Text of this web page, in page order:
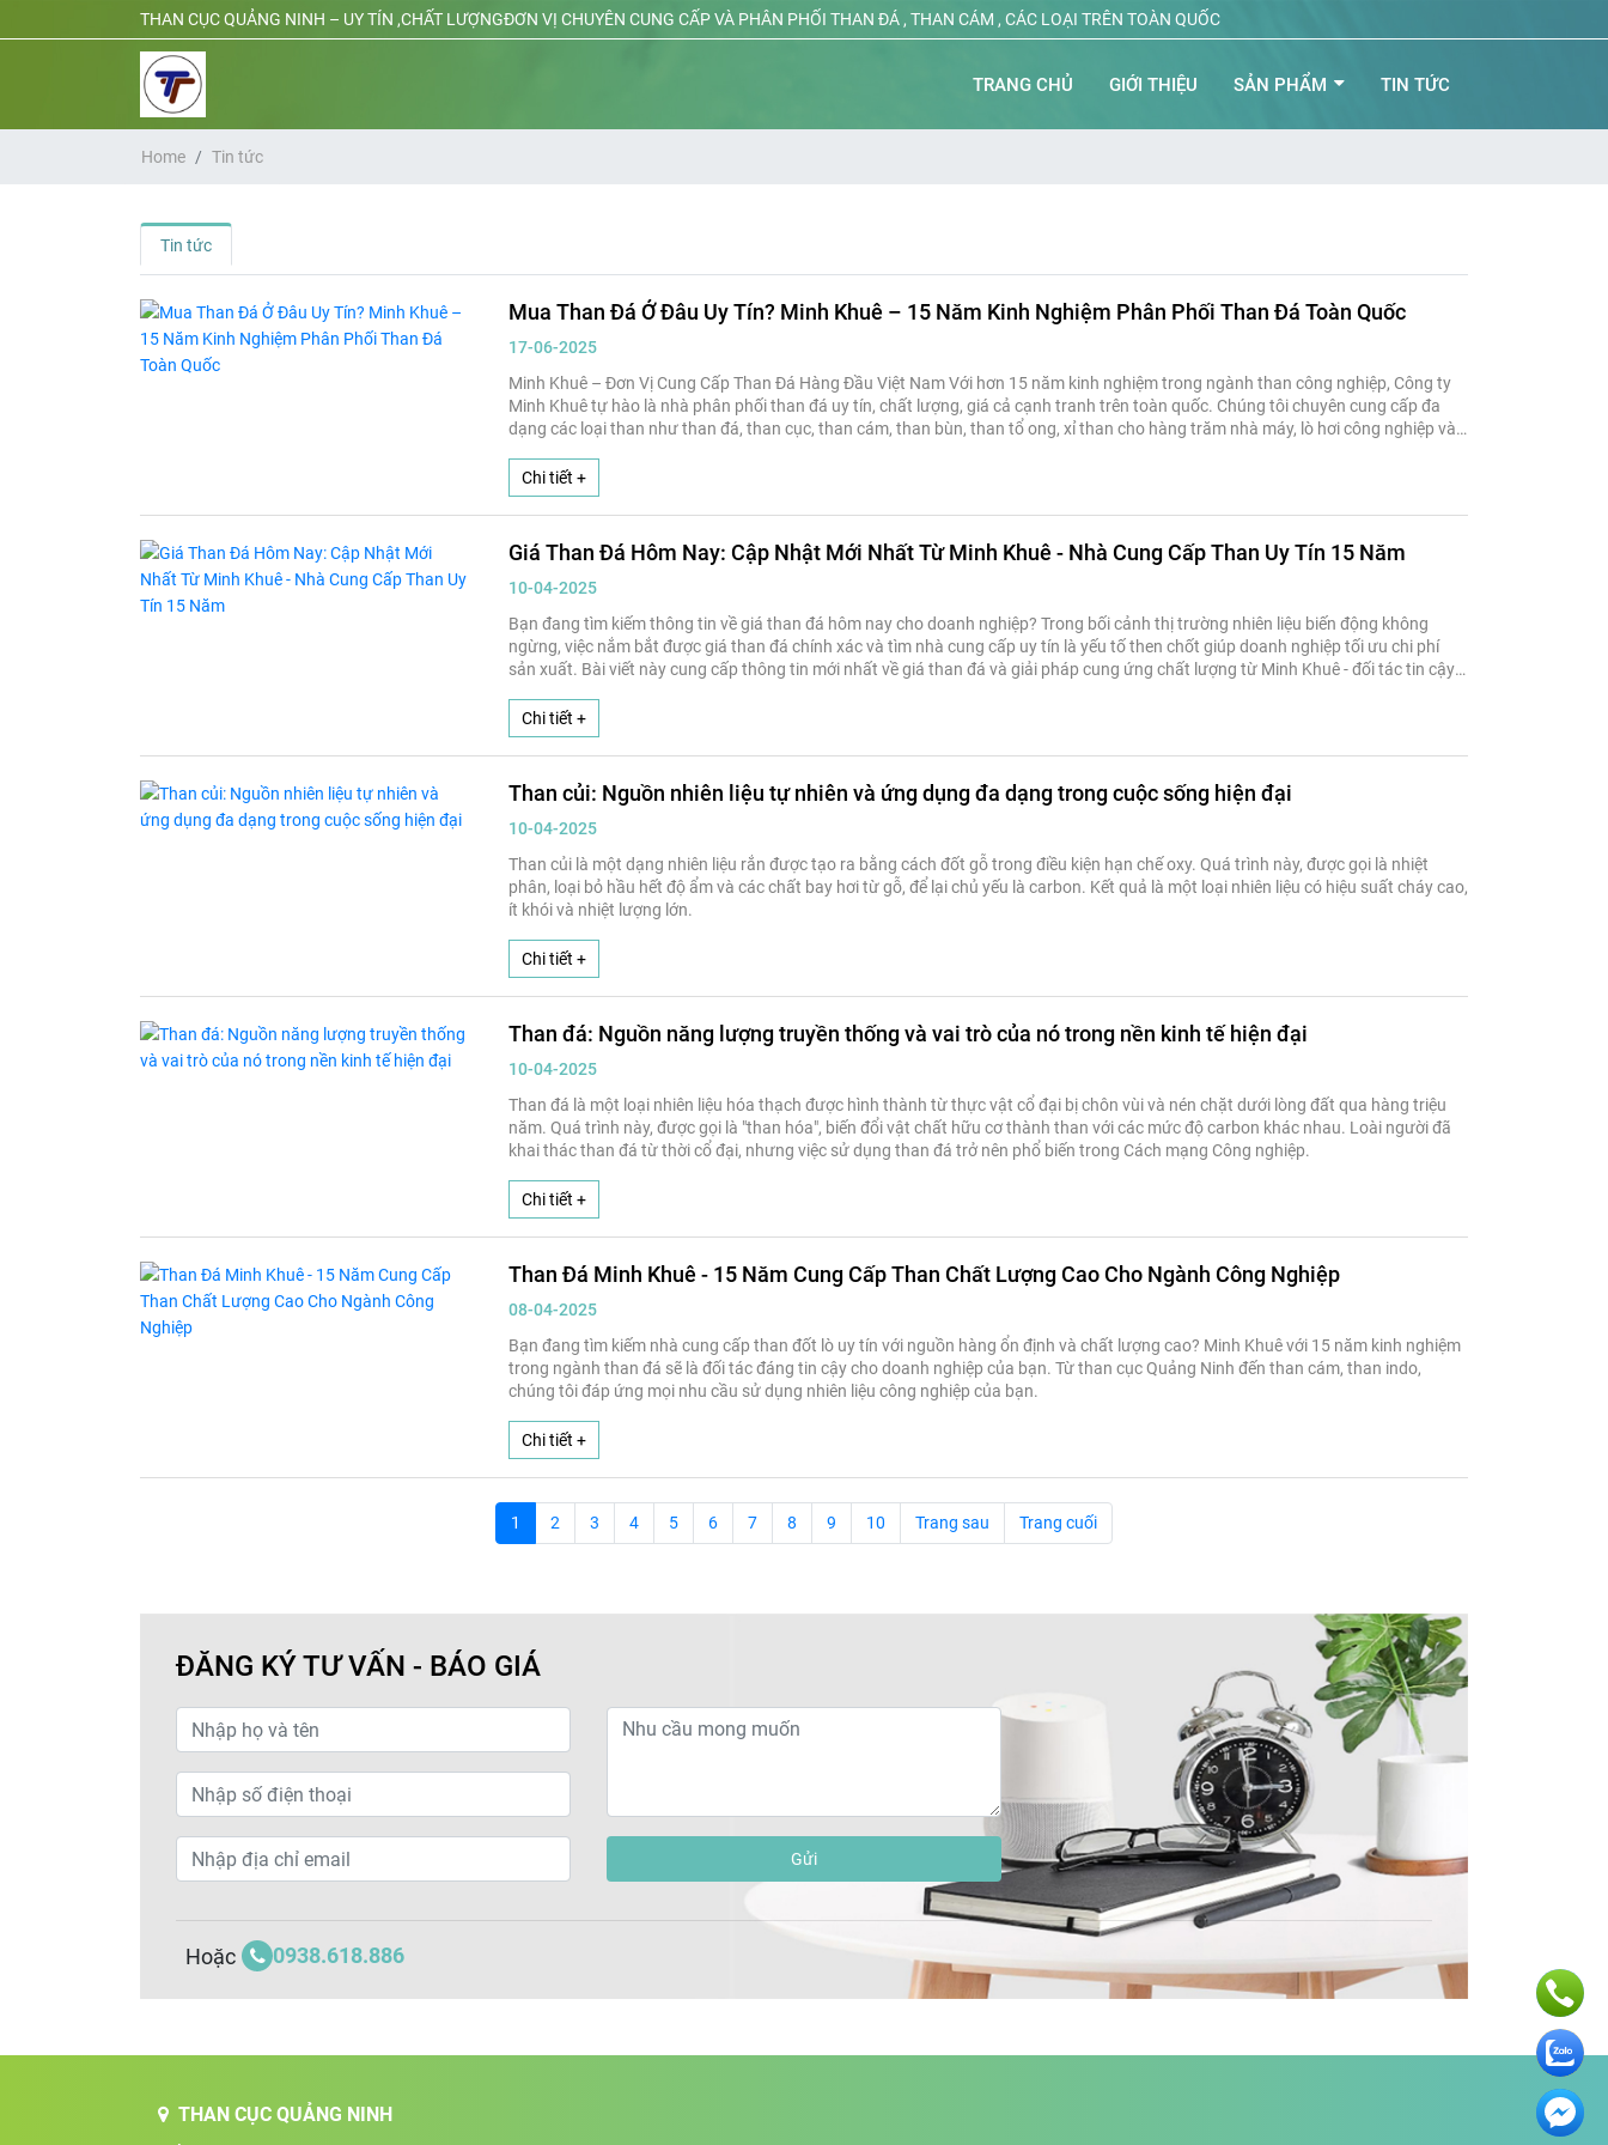
THAN CỤC QUẢNG NINH – UY TÍN ,CHẤT LƯỢNGĐƠN VỊ CHUYÊN CUNG CẤP VÀ PHÂN PHỐI THAN ĐÁ , THAN CÁM , CÁC LOẠI TRÊN TOÀN QUỐC
TRANG CHỦ GIỚI THIỆU SẢN PHẨM TIN TỨC
Home Tin tức
Tin tức
Mua Than Đá Ở Đâu Uy Tín? Minh Khuê – 15 Năm Kinh Nghiệm Phân Phối Than Đá Toàn Quốc
17-06-2025
Minh Khuê – Đơn Vị Cung Cấp Than Đá Hàng Đầu Việt Nam Với hơn 15 năm kinh nghiệm trong ngành than công nghiệp, Công ty
Minh Khuê tự hào là nhà phân phối than đá uy tín, chất lượng, giá cả cạnh tranh trên toàn quốc. Chúng tôi chuyên cung cấp đa
dạng các loại than như than đá, than cục, than cám, than bùn, than tổ ong, xỉ than cho hàng trăm nhà máy, lò hơi công nghiệp và
Chi tiết +
Giá Than Đá Hôm Nay: Cập Nhật Mới Nhất Từ Minh Khuê - Nhà Cung Cấp Than Uy Tín 15 Năm
10-04-2025
Bạn đang tìm kiếm thông tin về giá than đá hôm nay cho doanh nghiệp? Trong bối cảnh thị trường nhiên liệu biến động không
ngừng, việc nắm bắt được giá than đá chính xác và tìm nhà cung cấp uy tín là yếu tố then chốt giúp doanh nghiệp tối ưu chi phí
sản xuất. Bài viết này cung cấp thông tin mới nhất về giá than đá và giải pháp cung ứng chất lượng từ Minh Khuê - đối tác tin cậy
Chi tiết +
Than củi: Nguồn nhiên liệu tự nhiên và ứng dụng đa dạng trong cuộc sống hiện đại
10-04-2025
Than củi là một dạng nhiên liệu rắn được tạo ra bằng cách đốt gỗ trong điều kiện hạn chế oxy. Quá trình này, được gọi là nhiệt
phân, loại bỏ hầu hết độ ẩm và các chất bay hơi từ gỗ, để lại chủ yếu là carbon. Kết quả là một loại nhiên liệu có hiệu suất cháy cao,
ít khói và nhiệt lượng lớn.
Chi tiết +
Than đá: Nguồn năng lượng truyền thống và vai trò của nó trong nền kinh tế hiện đại
10-04-2025
Than đá là một loại nhiên liệu hóa thạch được hình thành từ thực vật cổ đại bị chôn vùi và nén chặt dưới lòng đất qua hàng triệu
năm. Quá trình này, được gọi là "than hóa", biến đổi vật chất hữu cơ thành than với các mức độ carbon khác nhau. Loài người đã
khai thác than đá từ thời cổ đại, nhưng việc sử dụng than đá trở nên phổ biến trong Cách mạng Công nghiệp.
Chi tiết +
Than Đá Minh Khuê - 15 Năm Cung Cấp Than Chất Lượng Cao Cho Ngành Công Nghiệp
08-04-2025
Bạn đang tìm kiếm nhà cung cấp than đốt lò uy tín với nguồn hàng ổn định và chất lượng cao? Minh Khuê với 15 năm kinh nghiệm
trong ngành than đá sẽ là đối tác đáng tin cậy cho doanh nghiệp của bạn. Từ than cục Quảng Ninh đến than cám, than indo,
chúng tôi đáp ứng mọi nhu cầu sử dụng nhiên liệu công nghiệp của bạn.
Chi tiết +
1 2 3 4 5 6 7 8 9 10 Trang sau Trang cuối
ĐĂNG KÝ TƯ VẤN - BÁO GIÁ
Gửi
Hoặc 0938.618.886
THAN CỤC QUẢNG NINH